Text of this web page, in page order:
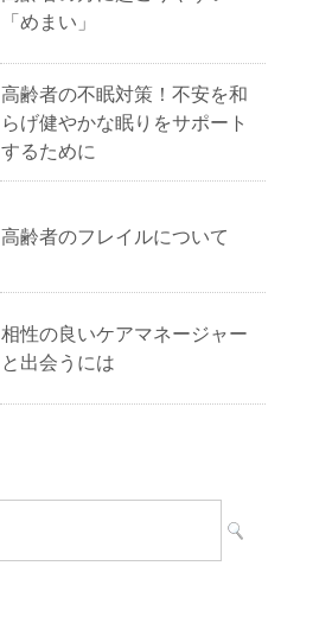
「めまい」
高齢者の不眠対策！不安を和
らげ健やかな眠りをサポート
するために
高齢者のフレイルについて
相性の良いケアマネージャー
と出会うには